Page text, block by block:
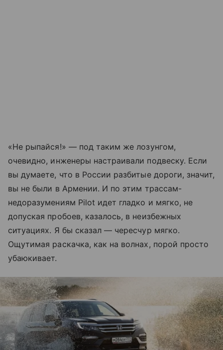
«Не рыпайся!» — под таким же лозунгом,
очевидно, инженеры настраивали подвеску. Если
вы думаете, что в России разбитые дороги, значит,
вы не были в Армении. И по этим трассам-
недоразумениям Pilot идет гладко и мягко, не
допуская пробоев, казалось, в неизбежных
ситуациях. Я бы сказал — чересчур мягко.
Ощутимая раскачка, как на волнах, порой просто
убаюкивает.